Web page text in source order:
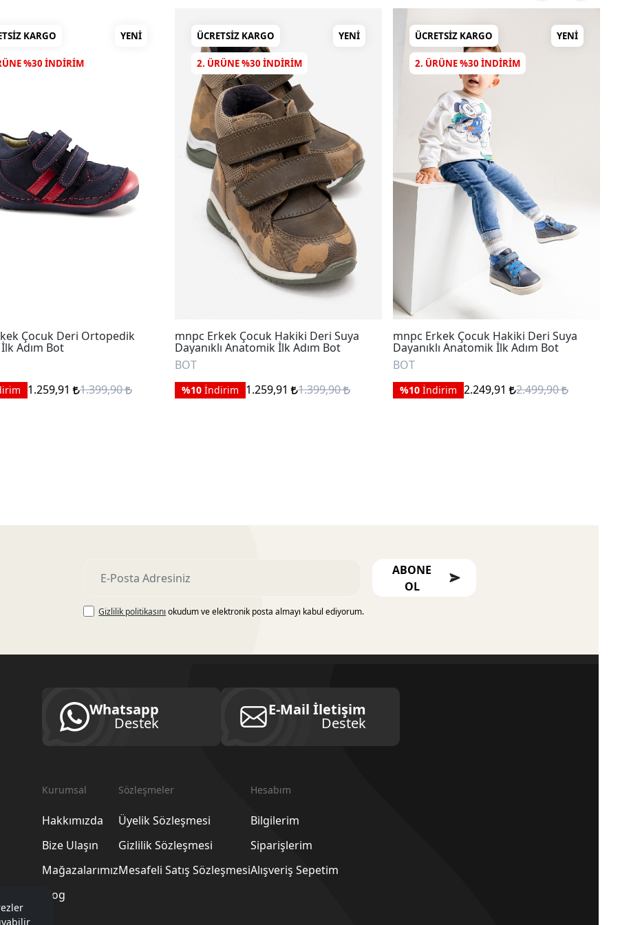
KARGO YENI
%30 INDIRIM
Çocuk Deri Ortopedik
Adım Bot
1.259,91 1.399,90
ÜCRETSIZ KARGO YENI
2. ÜRÜNE %30 INDIRIM
mnpc Erkek Çocuk Hakiki Deri Suya
Dayanıklı Anatomik İlk Adım Bot
BOT
%10 İndirim 1.259,91 1.399,90
ÜCRETSIZ KARGO YENI
2. ÜRÜNE %30 INDIRIM
mnpc Erkek Çocuk Hakiki Deri Suya
Dayanıklı Anatomik İlk Adım Bot
BOT
%10 İndirim 2.249,91 2.499,90
ABONE
OL
Gizlilik politikasını okudum ve elektronik posta almayı kabul ediyorum.
Whatsapp
Destek
E-Mail İletişim
Destek
Kurumsal
Hakkımızda
Bize Ulaşın
Mağazalarımız
Blog
Sözleşmeler
Üyelik Sözleşmesi
Gizlilik Sözleşmesi
Mesafeli Satış Sözleşmesi
Hesabım
Bilgilerim
Siparişlerim
Alışveriş Sepetim